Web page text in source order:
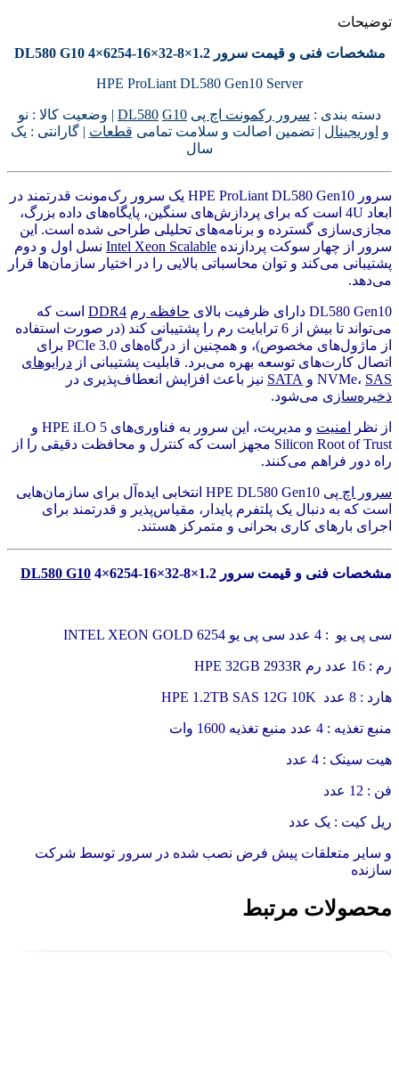
توضیحات
مشخصات فنی و قیمت سرور DL580 G10 4×6254-16×32-8×1.2
HPE ProLiant DL580 Gen10 Server
دسته بندی : سرور رکمونت اچ پی DL580 G10
| وضعیت کالا : نو
و اوریجینال | تضمین اصالت و سلامت تمامی قطعات | گارانتی : یک
سال
سرور HPE ProLiant DL580 Gen10 یک سرور رک‌مونت قدرتمند در
ابعاد 4U است که برای پردازش‌های سنگین، پایگاه‌های داده بزرگ،
مجازی‌سازی گسترده و برنامه‌های تحلیلی طراحی شده است. این
سرور از چهار سوکت پردازنده Intel Xeon Scalable نسل اول و دوم
پشتیبانی می‌کند و توان محاسباتی بالایی را در اختیار سازمان‌ها قرار
می‌دهد.
DL580 Gen10 دارای ظرفیت بالای حافظه رم DDR4 است که
می‌تواند تا بیش از 6 ترابایت رم را پشتیبانی کند (در صورت استفاده
از ماژول‌های مخصوص)، و همچنین از درگاه‌های PCIe 3.0 برای
اتصال کارت‌های توسعه بهره می‌برد. قابلیت پشتیبانی از درایوهای
NVMe، SAS و SATA نیز باعث افزایش انعطاف‌پذیری در
ذخیره‌سازی می‌شود.
از نظر امنیت
و مدیریت، این سرور به فناوری‌های HPE iLO 5 و
Silicon Root of Trust مجهز است که کنترل و محافظت دقیقی را از
راه دور فراهم می‌کنند.
سرور اچ پی
HPE DL580 Gen10 انتخابی ایده‌آل برای سازمان‌هایی
است که به دنبال یک پلتفرم پایدار، مقیاس‌پذیر و قدرتمند برای
اجرای بارهای کاری بحرانی و متمرکز هستند.
مشخصات فنی و قیمت سرور DL580 G10 4×6254-16×32-8×1.2
سی پی یو : 4 عدد سی پی یو INTEL XEON GOLD 6254
رم : 16 عدد رم HPE 32GB 2933R
هارد : 8 عدد HPE 1.2TB SAS 12G 10K
منبع تغذیه : 4 عدد منبع تغذیه 1600 وات
هیت سینک : 4 عدد
فن : 12 عدد
ریل کیت : یک عدد
و سایر متعلقات پیش فرض نصب شده در سرور توسط شرکت
سازنده
محصولات مرتبط